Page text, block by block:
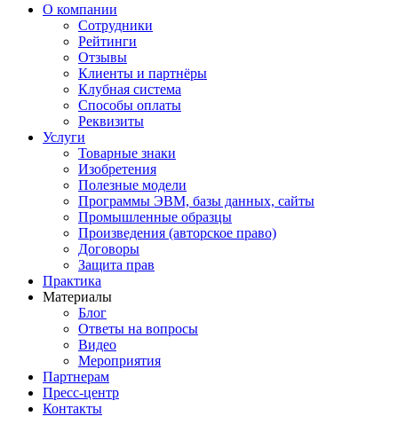
О компании
Сотрудники
Рейтинги
Отзывы
Клиенты и партнёры
Клубная система
Способы оплаты
Реквизиты
Услуги
Товарные знаки
Изобретения
Полезные модели
Программы ЭВМ, базы данных, сайты
Промышленные образцы
Произведения (авторское право)
Договоры
Защита прав
Практика
Материалы
Блог
Ответы на вопросы
Видео
Мероприятия
Партнерам
Пресс-центр
Контакты